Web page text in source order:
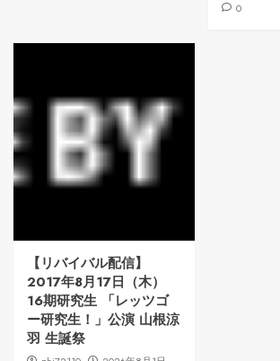
0
【リバイバル配信】
2017年8月17日（木）
16期研究生 「レッツゴ
ー研究生！」公演 山根涼
羽 生誕祭